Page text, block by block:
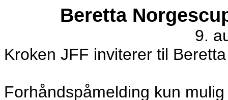
Beretta
9.
Kroken JFF inviterer til
Forhåndspåmelding kun